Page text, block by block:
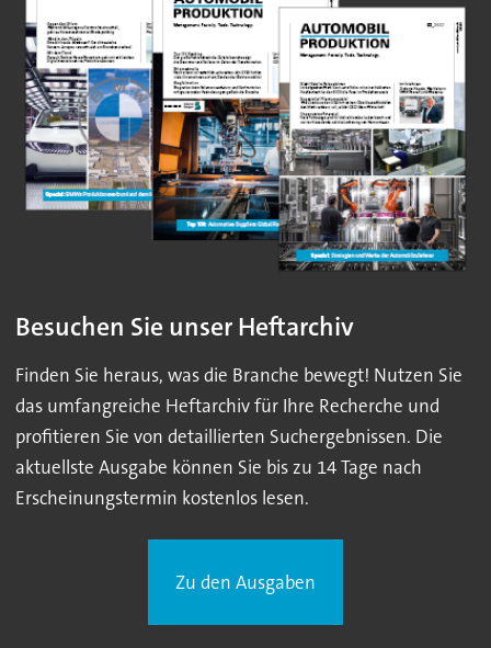
Besuchen Sie unser Heftarchiv
Finden Sie heraus, was die Branche bewegt! Nutzen Sie
das umfangreiche Heftarchiv für Ihre Recherche und
profitieren Sie von detaillierten Suchergebnissen. Die
aktuellste Ausgabe können Sie bis zu 14 Tage nach
Erscheinungstermin kostenlos lesen.
Zu den Ausgaben